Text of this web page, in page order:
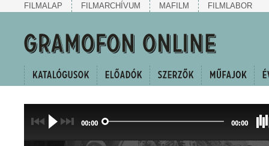
FILMALAP FILMARCHÍVUM MAFILM FILMLABOR
00:00 00:00